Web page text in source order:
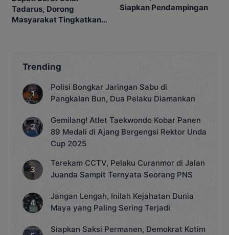
Tadarus, Dorong
Masyarakat Tingkatkan
Siapkan Pendampingan
Trending
Polisi Bongkar Jaringan Sabu di
Pangkalan Bun, Dua Pelaku Diamankan
Gemilang! Atlet Taekwondo Kobar Panen
89 Medali di Ajang Bergengsi Rektor Unda
Cup 2025
Terekam CCTV, Pelaku Curanmor di Jalan
Juanda Sampit Ternyata Seorang PNS
Jangan Lengah, Inilah Kejahatan Dunia
Maya yang Paling Sering Terjadi
Siapkan Saksi Permanen, Demokrat Kotim